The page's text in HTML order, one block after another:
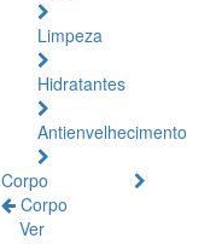
Limpeza
Hidratantes
Antienvelhecimento
Corpo
Corpo
Ver